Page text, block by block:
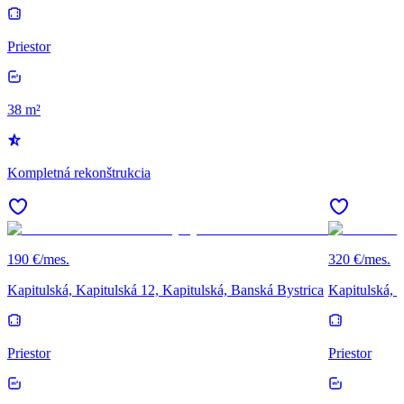
Priestor
38 m²
Kompletná rekonštrukcia
190 €/mes.
Kapitulská, Kapitulská 12, Kapitulská, Banská Bystrica
Priestor
320 €/mes.
Kapitulská,
Priestor